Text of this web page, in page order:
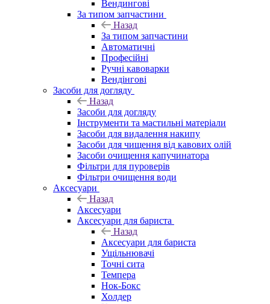
Вендингові
За типом запчастини
Назад
За типом запчастини
Автоматичні
Професійні
Ручні кавоварки
Вендінгові
Засоби для догляду
Назад
Засоби для догляду
Інструменти та мастильні матеріали
Засоби для видалення накипу
Засоби для чищення від кавових олій
Засоби очищення капучинатора
Фільтри для пуроверів
Фільтри очищення води
Аксесуари
Назад
Аксесуари
Аксесуари для бариста
Назад
Аксесуари для бариста
Ущільнювачі
Точні сита
Темпера
Нок-Бокс
Холдер